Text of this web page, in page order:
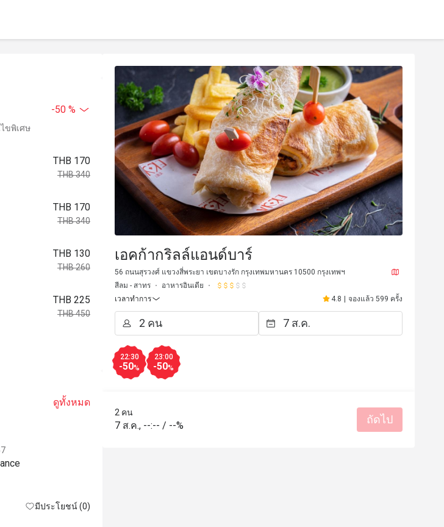
-50 %
ขพิเศษ
THB 170
THB 340
THB 170
THB 340
THB 130
THB 260
THB 225
THB 450
ดูทั้งหมด
มีประโยชน์ (0)
เอคก้ากริลล์แอนด์บาร์
56 ถนนสุรวงศ์ แขวงสี่พระยา เขตบางรัก กรุงเทพมหานคร 10500 กรุงเทพฯ
สีลม - สาทร
อาหารอินเดีย
เวลาทำการ
4.8 | จองแล้ว 599 ครั้ง
22:30
-50%
23:00
-50%
2 คน
7 ส.ค., --:-- / --% ถัดไป